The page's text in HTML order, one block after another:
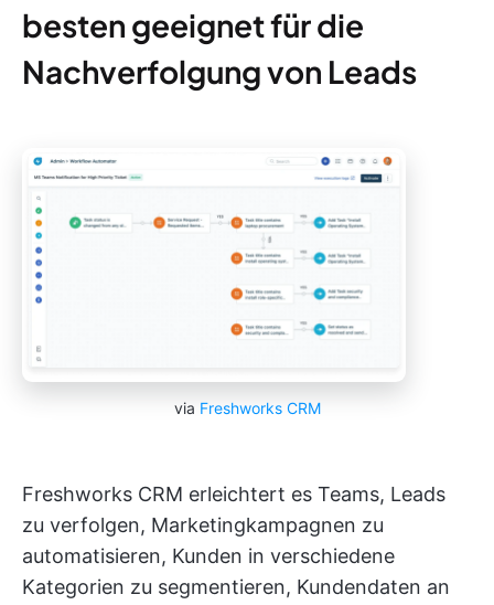
besten geeignet für die
Nachverfolgung von Leads
via Freshworks CRM
Freshworks CRM erleichtert es Teams, Leads
zu verfolgen, Marketingkampagnen zu
automatisieren, Kunden in verschiedene
Kategorien zu segmentieren, Kundendaten an